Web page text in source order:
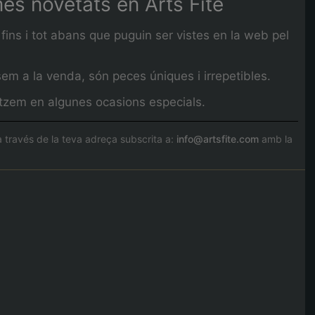
i tot abans que puguin ser vistes en la web pel
a la venda, són peces úniques i irrepetibles.
en algunes ocasions especials.
través de la teva adreça subscrita a: info@artsfite.com amb la